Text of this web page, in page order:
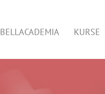
BELLACADEMIA KURSE